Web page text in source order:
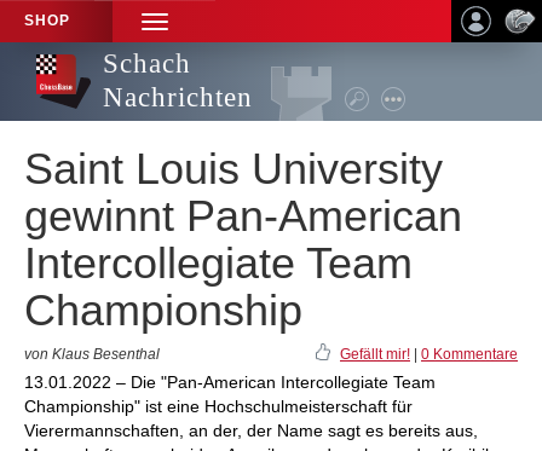
SHOP
TOGGLE
NAVIGATION
Schach
Nachrichten
Saint Louis University
gewinnt Pan-American
Intercollegiate Team
Championship
von Klaus Besenthal Gefällt mir! 0 Kommentare
13.01.2022 – Die "Pan-American Intercollegiate Team
Championship" ist eine Hochschulmeisterschaft für
Vierermannschaften, an der, der Name sagt es bereits aus,